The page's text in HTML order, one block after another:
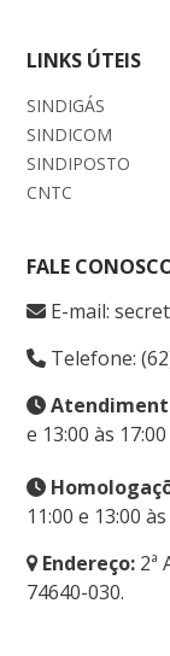
LINKS ÚTEIS
SINDIGÁS
SINDICOM
SINDIPOSTO
CNTC
FALE
E-mail:
Telefone:
e 13:00 às 17:00
11:00 e 13:00
Endereço: 2ª
74640-030.